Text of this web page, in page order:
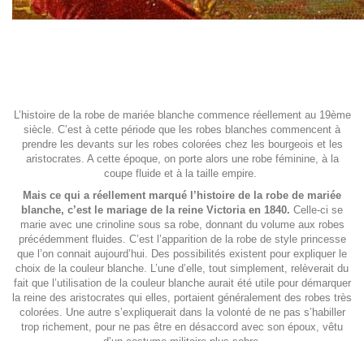
L’histoire de la robe de mariée blanche commence réellement au 19ème
siècle. C’est à cette période que les robes blanches commencent à
prendre les devants sur les robes colorées chez les bourgeois et les
aristocrates. A cette époque, on porte alors une robe féminine, à la
coupe fluide et à la taille empire.
Mais ce qui a réellement marqué l’histoire de la robe de mariée
blanche, c’est le mariage de la reine Victoria en 1840. Celle-ci se
marie avec une crinoline sous sa robe, donnant du volume aux robes
précédemment fluides. C’est l’apparition de la robe de style princesse
que l’on connait aujourd’hui. Des possibilités existent pour expliquer le
choix de la couleur blanche. L’une d’elle, tout simplement, relèverait du
fait que l’utilisation de la couleur blanche aurait été utile pour démarquer
la reine des aristocrates qui elles, portaient généralement des robes très
colorées. Une autre s’expliquerait dans la volonté de ne pas s’habiller
trop richement, pour ne pas être en désaccord avec son époux, vêtu